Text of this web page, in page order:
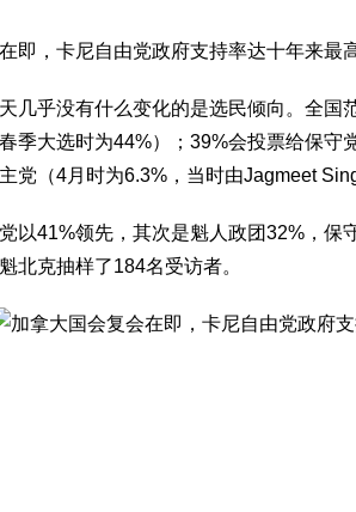
几乎没有什么变化的是选民倾向。全国
季大选时为44%）；39%会投票给保守
党（4月时为6.3%，当时由Jagmeet
以41%领先，其次是魁人政团32%，保
北克抽样了184名受访者。